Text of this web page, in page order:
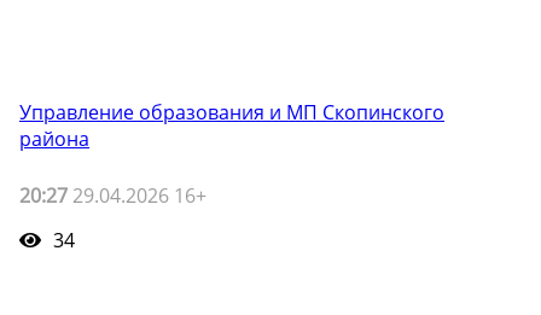
Управление образования и МП Скопинского
района
20:27 29.04.2026 16+
34